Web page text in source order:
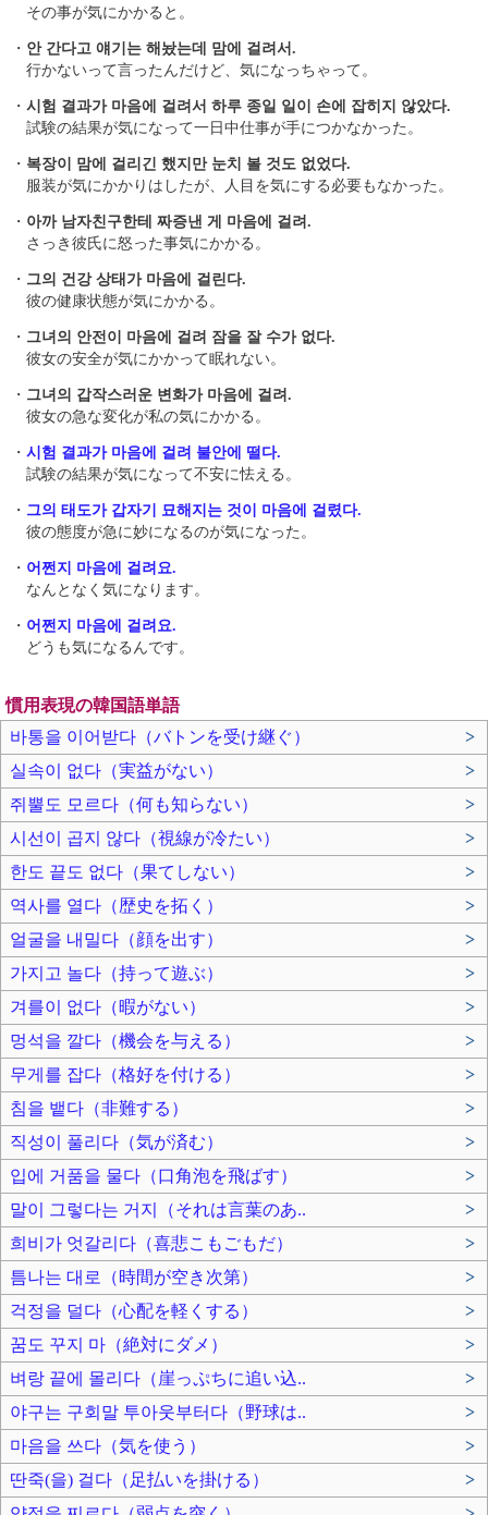
その事が気にかかると。
・ 안 간다고 얘기는 해놨는데 맘에 걸려서.
行かないって言ったんだけど、気になっちゃって。
・ 시험 결과가 마음에 걸려서 하루 종일 일이 손에 잡히지 않았다.
試験の結果が気になって一日中仕事が手につかなかった。
・ 복장이 맘에 걸리긴 했지만 눈치 볼 것도 없었다.
服装が気にかかりはしたが、人目を気にする必要もなかった。
・ 아까 남자친구한테 짜증낸 게 마음에 걸려.
さっき彼氏に怒った事気にかかる。
・ 그의 건강 상태가 마음에 걸린다.
彼の健康状態が気にかかる。
・ 그녀의 안전이 마음에 걸려 잠을 잘 수가 없다.
彼女の安全が気にかかって眠れない。
・ 그녀의 갑작스러운 변화가 마음에 걸려.
彼女の急な変化が私の気にかかる。
・ 시험 결과가 마음에 걸려 불안에 떨다.
試験の結果が気になって不安に怯える。
・ 그의 태도가 갑자기 묘해지는 것이 마음에 걸렸다.
彼の態度が急に妙になるのが気になった。
・ 어쩐지 마음에 걸려요.
なんとなく気になります。
・ 어쩐지 마음에 걸려요.
どうも気になるんです。
慣用表現の韓国語単語
바통을 이어받다（バトンを受け継ぐ）
>
실속이 없다（実益がない）
>
쥐뿔도 모르다（何も知らない）
>
시선이 곱지 않다（視線が冷たい）
>
한도 끝도 없다（果てしない）
>
역사를 열다（歴史を拓く）
>
얼굴을 내밀다（顔を出す）
>
가지고 놀다（持って遊ぶ）
>
겨를이 없다（暇がない）
>
멍석을 깔다（機会を与える）
>
무게를 잡다（格好を付ける）
>
침을 뱉다（非難する）
>
직성이 풀리다（気が済む）
>
입에 거품을 물다（口角泡を飛ばす）
>
말이 그렇다는 거지（それは言葉のあ..
>
희비가 엇갈리다（喜悲こもごもだ）
>
틈나는 대로（時間が空き次第）
>
걱정을 덜다（心配を軽くする）
>
꿈도 꾸지 마（絶対にダメ）
>
벼랑 끝에 몰리다（崖っぷちに追い込..
>
야구는 구회말 투아웃부터다（野球は..
>
마음을 쓰다（気を使う）
>
딴죽(을) 걸다（足払いを掛ける）
>